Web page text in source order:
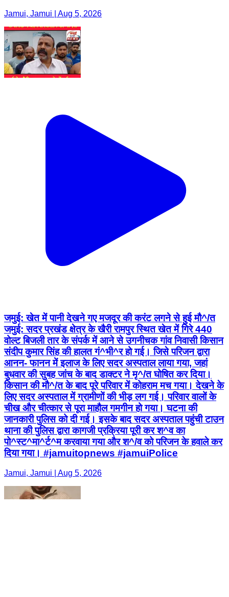
Jamui, Jamui | Aug 5, 2026
जमुई: खेत में पानी देखने गए मजदूर की करंट लगने से हुई मौ^/त
जमुई: सदर प्रखंड क्षेत्र के खैरी रामपुर स्थित खेत में गिरे 440
वोल्ट बिजली तार के संपर्क में आने से उगनीचक गांव निवासी किसान
संदीप कुमार सिंह की हालत गं^भी^र हो गई। जिसे परिजन द्वारा
आनन- फानन में इलाज के लिए सदर अस्पताल लाया गया, जहां
बुधवार की सुबह जांच के बाद डाक्टर ने मृ^/त घोषित कर दिया।
किसान की मौ^/त के बाद पूरे परिवार में कोहराम मच गया। देखने के
लिए सदर अस्पताल में ग्रामीणों की भीड़ लग गई। परिवार वालों के
चीख और चीत्कार से पूरा माहौल गमगीन हो गया। घटना की
जानकारी पुलिस को दी गई। इसके बाद सदर अस्पताल पहुंची टाउन
थाना की पुलिस द्वारा कागजी प्रक्रिया पूरी कर श^व का
पो^स्ट^मा^र्ट^म करवाया गया और श^/व को परिजन के हवाले कर
दिया गया। #jamuitopnews #jamuiPolice
Jamui, Jamui | Aug 5, 2026